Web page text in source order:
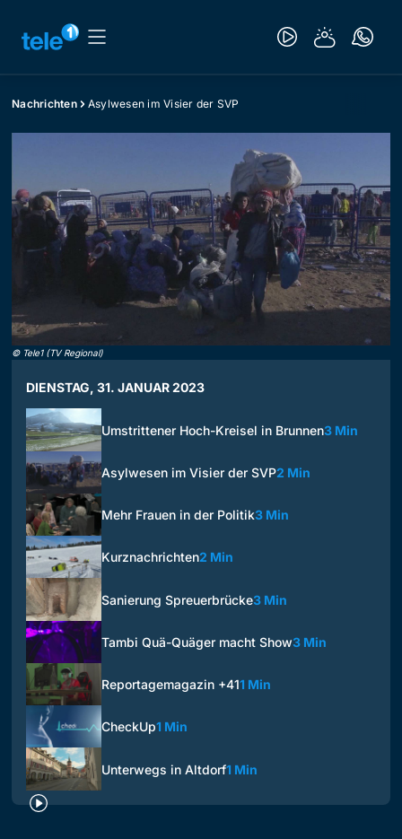
Nachrichten Asylwesen im Visier der SVP
© Tele1 (TV Regional)
DIENSTAG, 31. JANUAR 2023
Umstrittener Hoch-Kreisel in Brunnen3 Min
Asylwesen im Visier der SVP2 Min
Mehr Frauen in der Politik3 Min
Kurznachrichten2 Min
Sanierung Spreuerbrücke3 Min
Tambi Quä-Quäger macht Show3 Min
Reportagemagazin +411 Min
CheckUp1 Min
Unterwegs in Altdorf1 Min